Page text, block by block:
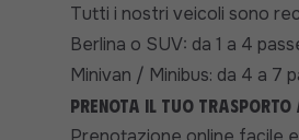
Tutti i nostri veicoli sono
Berlina o SUV: da 1 a 4
Minivan / Minibus: da 4 a 7
Prenota il tuo trasporto